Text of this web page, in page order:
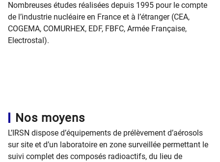
Nombreuses études réalisées depuis 1995 pour le compte
de l’industrie nucléaire en France et à l’étranger (CEA,
COGEMA, COMURHEX, EDF, FBFC, Armée Française,
Electrostal).
Nos moyens
L’IRSN dispose d’équipements de prélèvement d’aérosols
sur site et d’un laboratoire en zone surveillée permettant le
suivi complet des composés radioactifs, du lieu de